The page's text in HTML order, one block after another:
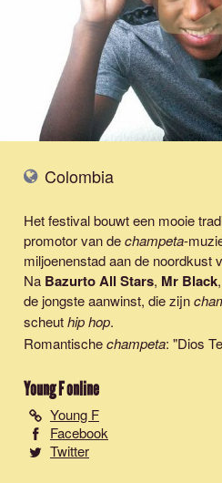
Colombia
Het festival bouwt een mooie
promotor van dechampeta-
miljoenenstad aan de noordkust
Na Bazurto All Stars, Mr Black,
de jongste aanwinst, die zijn
scheuthip hop.
Romantischechampeta: "Dios
Young Fonline
Young F
Facebook
Twitter